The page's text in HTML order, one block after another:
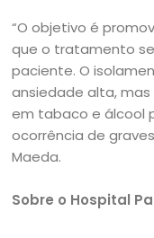
“O objetivo é
que o tratamento
paciente. O
ansiedade alta,
em tabaco e álcool
ocorrência de
Maeda.
Sobre o Hospital